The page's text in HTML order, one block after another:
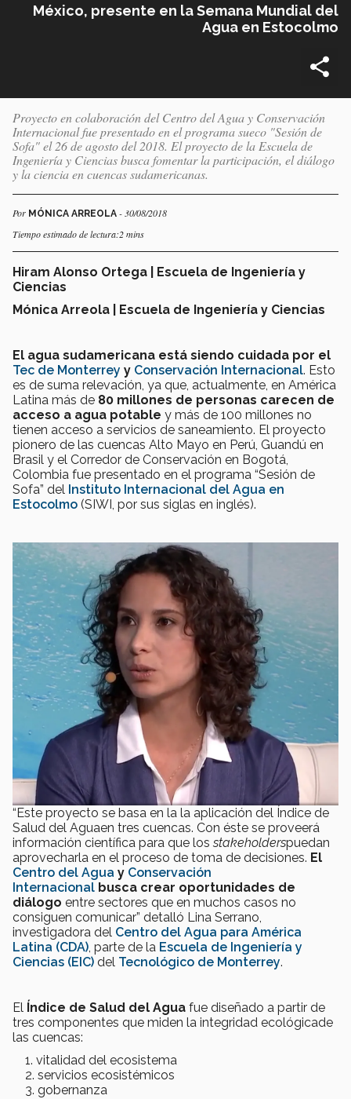
México, presente en la Semana Mundial del
Agua en Estocolmo
Proyecto en colaboración del Centro del Agua y Conservación
Internacional fue presentado en el programa sueco "Sesión de
Sofa" el 26 de agosto del 2018. El proyecto de la Escuela de
Ingeniería y Ciencias busca fomentar la participación, el diálogo
y la ciencia en cuencas sudamericanas.
Por MÓNICA ARREOLA - 30/08/2018
Tiempo estimado de lectura:2 mins
Hiram Alonso Ortega | Escuela de Ingeniería y
Ciencias
Mónica Arreola | Escuela de Ingeniería y Ciencias
El agua sudamericana está siendo cuidada por el
Tec de Monterrey y Conservación Internacional. Esto
es de suma relevación, ya que, actualmente, en América
Latina más de 80 millones de personas carecen de
acceso a agua potable y más de 100 millones no
tienen acceso a servicios de saneamiento. El proyecto
pionero de las cuencas Alto Mayo en Perú, Guandú en
Brasil y el Corredor de Conservación en Bogotá,
Colombia fue presentado en el programa “Sesión de
Sofa” del Instituto Internacional del Agua en
Estocolmo (SIWI, por sus siglas en inglés).
“Este proyecto se basa en la la aplicación del Índice de
Salud del Aguaen tres cuencas. Con éste se proveerá
información científica para que losstakeholderspuedan
aprovecharla en el proceso de toma de decisiones. El
Centro del Agua y Conservación
Internacional busca crear oportunidades de
diálogo entre sectores que en muchos casos no
consiguen comunicar” detalló Lina Serrano,
investigadora del Centro del Agua para América
Latina (CDA), parte de la Escuela de Ingeniería y
Ciencias (EIC) del Tecnológico de Monterrey.
El Índice de Salud del Agua fue diseñado a partir de
tres componentes que miden la integridad ecológicade
las cuencas:
vitalidad del ecosistema
servicios ecosistémicos
gobernanza